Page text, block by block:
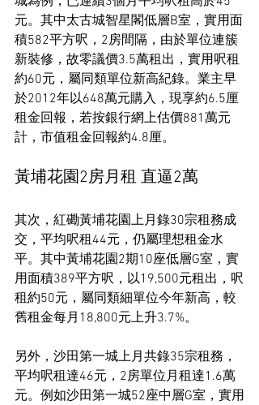
元。其中太古城智星閣低層B室，實用面
積582平方呎，2房間隔，由於單位連簇
新裝修，故零議價3.5萬租出，實用呎租
約60元，屬同類單位新高紀錄。業主早
於2012年以648萬元購入，現享約6.5厘
租金回報，若按銀行網上估價881萬元
計，市值租金回報約4.8厘。
黃埔花園2房月租 直逼2萬
其次，紅磡黃埔花園上月錄30宗租務成
交，平均呎租44元，仍屬理想租金水
平。其中黃埔花園2期10座低層G室，實
用面積389平方呎，以19,500元租出，呎
租約50元，屬同類細單位今年新高，較
舊租金每月18,800元上升3.7%。
另外，沙田第一城上月共錄35宗租務，
平均呎租達46元，2房單位月租達1.6萬
元。例如沙田第一城52座中層G室，實用